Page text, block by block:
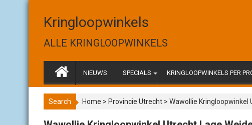
Kringloopwinkels
ALLE KRINGLOOPWINKELS
NIEUWS SPECIALS KRINGLOOPWINKELS PER
Search Home > Provincie Utrecht > Wawollie Kringloopwinkel